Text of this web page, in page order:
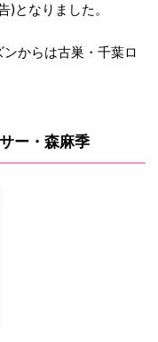
)となりました。
からは古巣・千葉ロ
ー・森麻季